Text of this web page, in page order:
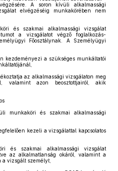
A soron kívüli alkalmassági
elvégzéséig munkakörében nem
és szakmai alkalmassági vizsgálat
a vizsgálatot végző foglalkozás-
Főosztálynak. A Személyügyi
kezdeményezi a szükséges munkáltatói
az alkalmassági vizsgálaton meg
valamint azon beosztottjairól, akik
munkaköri és szakmai alkalmassági
kezeli a vizsgálattal kapcsolatos
és szakmai alkalmassági vizsgálat
az alkalmatlanság okáról, valamint a
a vizsgált személyt,